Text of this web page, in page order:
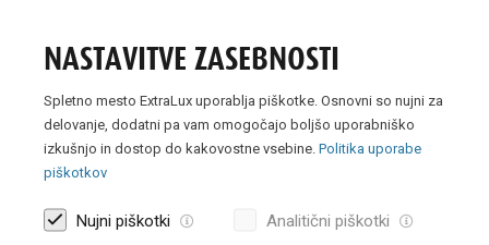
NASTAVITVE ZASEBNOSTI
Spletno mesto ExtraLux uporablja piškotke. Osnovni so nujni za
delovanje, dodatni pa vam omogočajo boljšo uporabniško
izkušnjo in dostop do kakovostne vsebine. Politika uporabe
piškotkov
Nujni piškotki Analitični piškotki